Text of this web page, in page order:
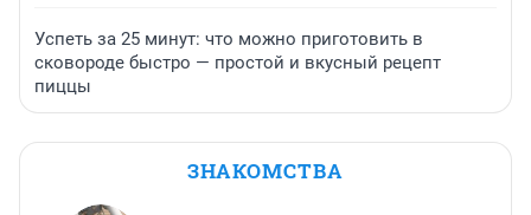
Успеть за 25 минут: что можно приготовить в
сковороде быстро — простой и вкусный рецепт
пиццы
ЗНАКОМСТВА